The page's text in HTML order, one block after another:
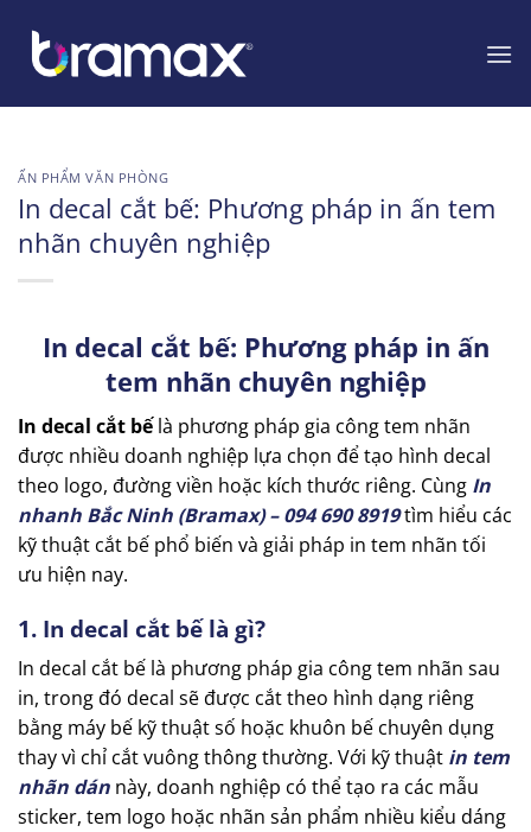
dung
ẤN PHẨM VĂN PHÒNG
In decal cắt bế: Phương pháp in ấn tem
nhãn chuyên nghiệp
In decal cắt bế: Phương pháp in ấn
tem nhãn chuyên nghiệp
In decal cắt bếlà phương pháp gia công tem nhãn
được nhiều doanh nghiệp lựa chọn để tạo hình decal
theo logo, đường viền hoặc kích thước riêng. Cùng In
nhanh Bắc Ninh (Bramax) – 094 690 8919tìm hiểu các
kỹ thuật cắt bế phổ biến và giải pháp in tem nhãn tối
ưu hiện nay.
1. In decal cắt bế là gì?
In decal cắt bế là phương pháp gia công tem nhãn sau
in, trong đó decal sẽ được cắt theo hình dạng riêng
bằng máy bế kỹ thuật số hoặc khuôn bế chuyên dụng
thay vì chỉ cắt vuông thông thường. Với kỹ thuật in tem
nhãn dán này, doanh nghiệp có thể tạo ra các mẫu
sticker, tem logo hoặc nhãn sản phẩm nhiều kiểu dáng